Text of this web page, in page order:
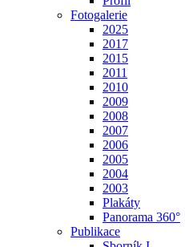
Fotogalerie
2025
2017
2015
2011
2010
2009
2008
2007
2006
2005
2004
2003
Plakáty
Panorama 360°
Publikace